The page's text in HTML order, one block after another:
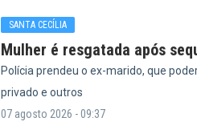
SANTA CECÍLIA
Mulher é resgatada após
Polícia prendeu o ex-marido, que
privado e outros
07 agosto 2026 - 09:37